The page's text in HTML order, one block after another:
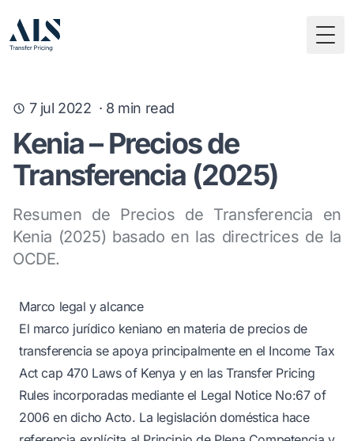
7 jul 2022 · 8 min read
Kenia – Precios de
Transferencia (2025)
Resumen de Precios de Transferencia en
Kenia (2025) basado en las directrices de la
OCDE.
Marco legal y alcance
El marco jurídico keniano en materia de precios de
transferencia se apoya principalmente en el Income Tax
Act cap 470 Laws of Kenya y en las Transfer Pricing
Rules incorporadas mediante el Legal Notice No:67 of
2006 en dicho Acto. La legislación doméstica hace